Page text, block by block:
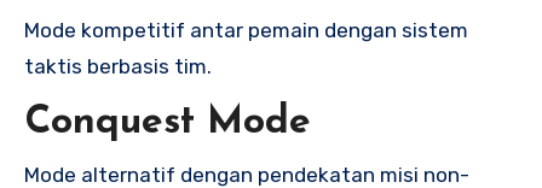
Mode kompetitif antar pemain dengan sistem
taktis berbasis tim.
Conquest Mode
Mode alternatif dengan pendekatan misi non-